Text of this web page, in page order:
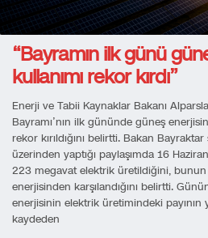
“Bayramın ilk günü
kullanımı rekor kırdı”
Enerji ve Tabii Kaynaklar Bakanı
Bayramı’nın ilk gününde güneş
rekor kırıldığını belirtti. Bakan
üzerinden yaptığı paylaşımda 16
223 megavat elektrik üretildiğini,
enerjisinden karşılandığını belirtti.
enerjisinin elektrik üretimindeki
kaydeden